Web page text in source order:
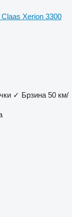
Claas Xerion 3300
✓ Брзина 50 км/